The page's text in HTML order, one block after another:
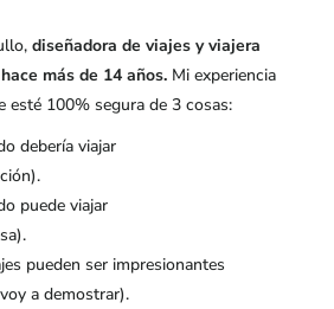
diseñadora de viajes yviajera
más de 14 años. Mi experiencia
esté 100% segura de 3 cosas:
debería viajar
puede viajar
pueden ser impresionantes
a demostrar).